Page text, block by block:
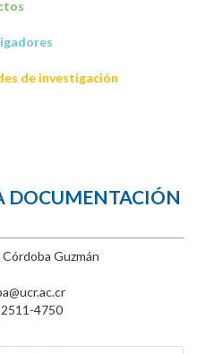
de investigación
DOCUMENTACIÓN
Guzmán
4750